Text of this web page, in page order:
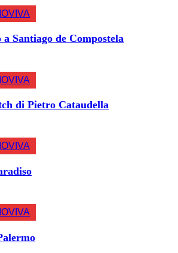
Santiago de Compostela
di Pietro Cataudella